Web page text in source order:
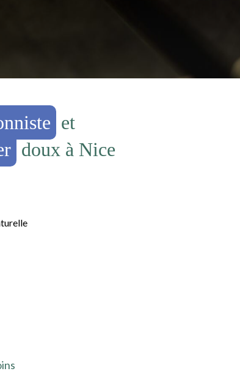
et
doux à Nice